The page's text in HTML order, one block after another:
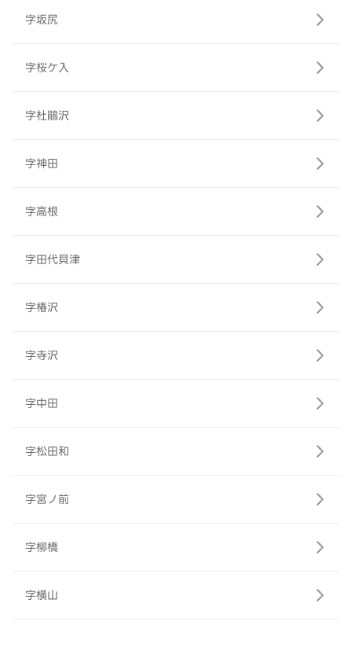
字坂尻
字桜ケ入
字杜鵑沢
字神田
字高根
字田代貝津
字椿沢
字寺沢
字中田
字松田和
字宮ノ前
字柳橋
字横山